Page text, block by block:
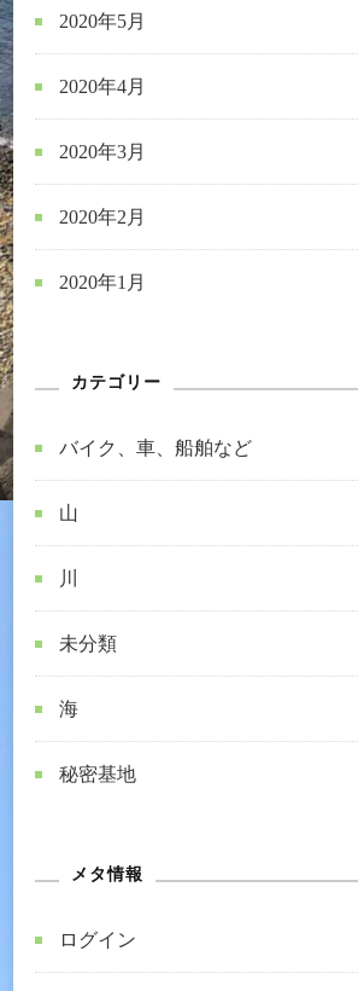
2020年5月
2020年4月
2020年3月
2020年2月
2020年1月
カテゴリー
バイク、車、船舶など
山
川
未分類
海
秘密基地
メタ情報
ログイン